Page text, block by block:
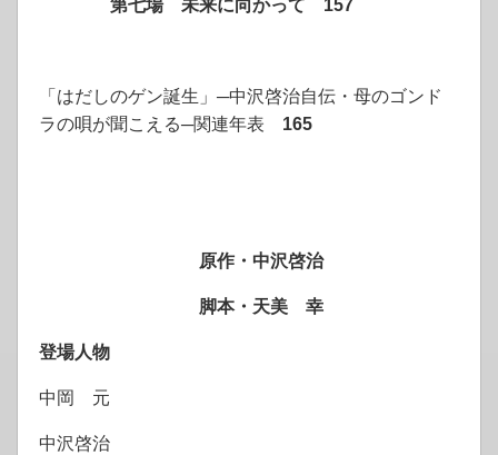
第七場 未来に向かって 157
「はだしのゲン誕生」─中沢啓治自伝・母のゴンド
ラの唄が聞こえる─関連年表 165
原作・中沢啓治
脚本・天美 幸
登場人物
中岡 元
中沢啓治